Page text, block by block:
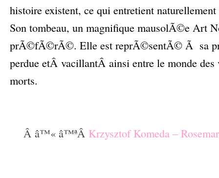
histoire existent, ce qui entretient
Son tombeau, un magnifique mausolÃ©e Art
prÃ©fÃ©rÃ©. Elle est reprÃ©sentÃ© Ã sa
perdue etÂ vacillantÂ ainsi entre le monde des
morts.
Â â™« â™ªÂ Krzysztof Komeda –